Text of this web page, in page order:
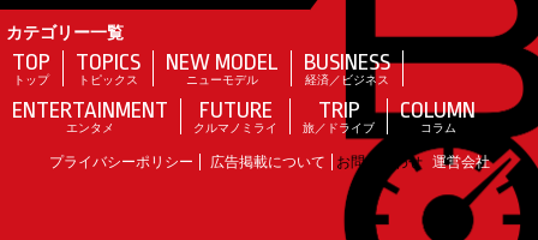
カテゴリー一覧
TOP
トップ
TOPICS
トピックス
NEW MODEL
ニューモデル
BUSINESS
経済／ビジネス
ENTERTAINMENT
エンタメ
FUTURE
クルマノミライ
TRIP
旅／ドライブ
COLUMN
コラム
プライバシーポリシー 広告掲載について お問い合わせ 運営会社